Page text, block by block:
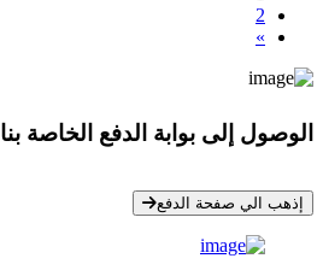
2
»
الوصول إلى بوابة الدفع الخاصة بنا
إذهب الي صفحة الدفع